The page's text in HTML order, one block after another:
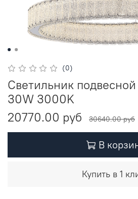
(0)
Светильник подвесной
30W 3000K
20770.00 руб
30640.00 руб
В
Купить в 1